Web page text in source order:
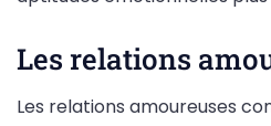
Les relations
Les relations amoureuses